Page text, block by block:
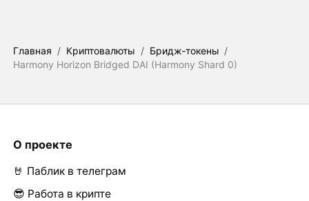
Главная / Криптовалюты / Бридж‑токены /
Harmony Horizon Bridged DAI (Harmony Shard 0)
О проекте
🤘 Паблик в телеграм
😎 Работа в крипте